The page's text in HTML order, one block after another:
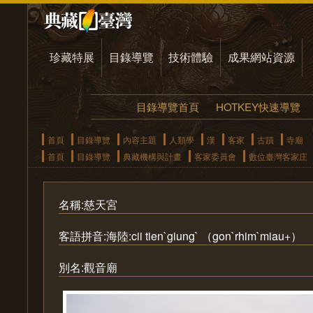
珍藏特展 目錄導覽 技術體驗 成果網站資源
目錄導覽首頁 HOTKEY快速導覽
首頁 目錄導覽 內容主題 人類學 漢 客家 古蹟
寺廟
首頁
目錄導覽 典藏機構與計畫 客家委員會 數位臺灣客家庄
名稱:慈天宮
客語拼音:海陸:cii tien`giung` （gon`rhim`miau+）
別名:觀音廟